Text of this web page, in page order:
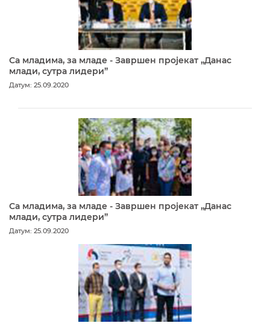
Са младима, за младе - Завршен пројекат „Данас
млади, сутра лидери”
Датум: 25.09.2020
Са младима, за младе - Завршен пројекат „Данас
млади, сутра лидери”
Датум: 25.09.2020